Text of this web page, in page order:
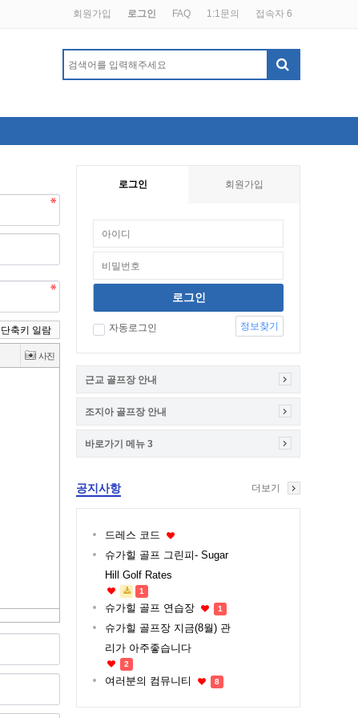
회원가입 로그인 FAQ 1:1문의 접속자 6
로그인 회원가입
자동로그인 정보찾기
근교 골프장 안내
조지아 골프장 안내
바로가기 메뉴 3
공지사항
드레스 코드
슈가힐 골프 그린피- Sugar
Hill Golf Rates
1
슈가힐 골프 연습장 1
슈가힐 골프장 지금(8월) 관
리가 아주좋습니다
2
여러분의 컴뮤니티 8
더보기
단축키 일람